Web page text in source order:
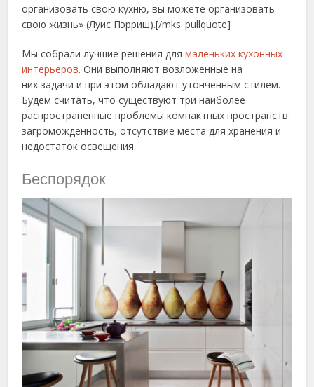
организовать свою кухню, вы можете организовать
свою жизнь» (Луис Пэрриш).[/mks_pullquote]
Мы собрали лучшие решения длямаленьких кухонных
интерьеров. Они выполняют возложенные на
них задачи и при этом обладают утончённым стилем.
Будем считать, что существуют три наиболее
распространенные проблемы компактных пространств:
загромождённость, отсутствие места для хранения и
недостаток освещения.
Беспорядок